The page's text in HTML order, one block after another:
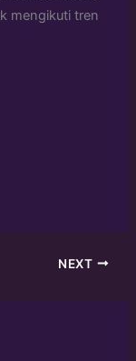
mengikuti tren
NEXT